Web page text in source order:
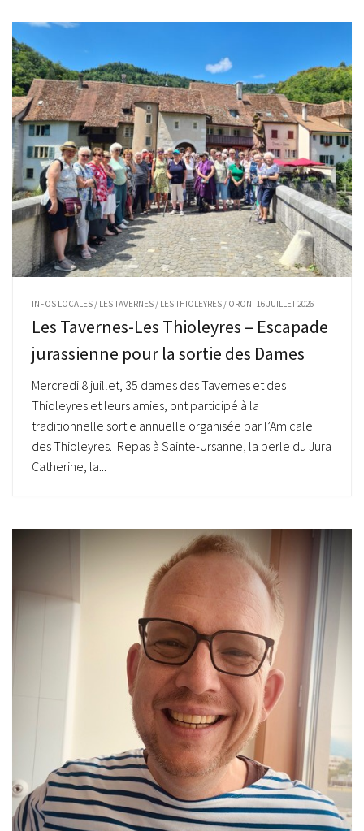
INFOS LOCALES / LES TAVERNES / LES THIOLEYRES / ORON 16 JUILLET 2026
Les Tavernes-Les Thioleyres – Escapade
jurassienne pour la sortie des Dames
Mercredi 8 juillet, 35 dames des Tavernes et des
Thioleyres et leurs amies, ont participé à la
traditionnelle sortie annuelle organisée par l’Amicale
des Thioleyres. Repas à Sainte-Ursanne, la perle du Jura
Catherine, la...